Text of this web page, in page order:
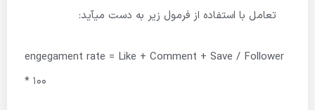
تعامل با استفاده از فرمول زیر به دست می­آید:
engegament rate = Like + Comment + Save / Follower
* 100